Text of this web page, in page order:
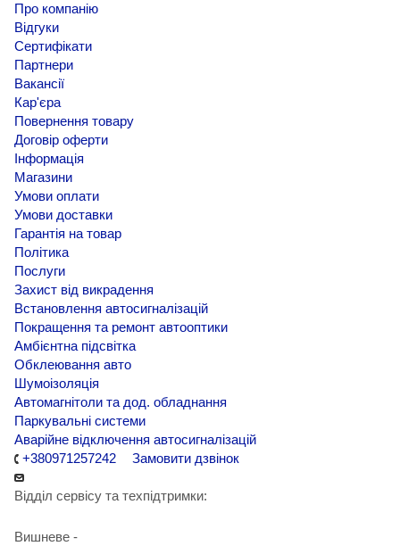
Про компанію
Відгуки
Сертифікати
Партнери
Вакансії
Кар'єра
Повернення товару
Договір оферти
Інформація
Магазини
Умови оплати
Умови доставки
Гарантія на товар
Політика
Послуги
Захист від викрадення
Встановлення автосигналізацій
Покращення та ремонт автооптики
Амбієнтна підсвітка
Обклеювання авто
Шумоізоляція
Автомагнітоли та дод. обладнання
Паркувальні системи
Аварійне відключення автосигналізацій
+380971257242
Замовити дзвінок
Відділ сервісу та техпідтримки:
Вишневе -